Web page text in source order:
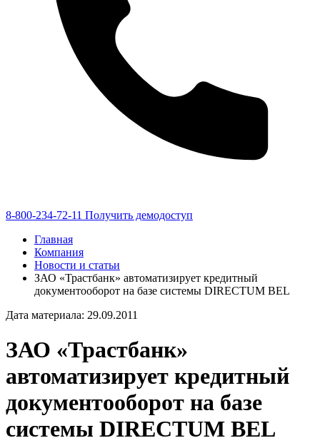
8-800-234-72-11 Получить демодоступ
Главная
Компания
Новости и статьи
ЗАО «Трастбанк» автоматизирует кредитный
документооборот на базе системы DIRECTUM BEL
Дата материала: 29.09.2011
ЗАО «Трастбанк»
автоматизирует кредитный
документооборот на базе
системы DIRECTUM BEL